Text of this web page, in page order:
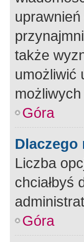
także
umożliwić
Góra
Liczba
chciałbyś
Góra